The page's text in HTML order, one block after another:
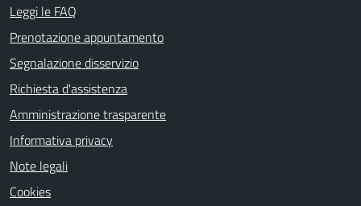
Leggi le FAQ
Prenotazione appuntamento
Segnalazione disservizio
Richiesta d'assistenza
Amministrazione trasparente
Informativa privacy
Note legali
Cookies